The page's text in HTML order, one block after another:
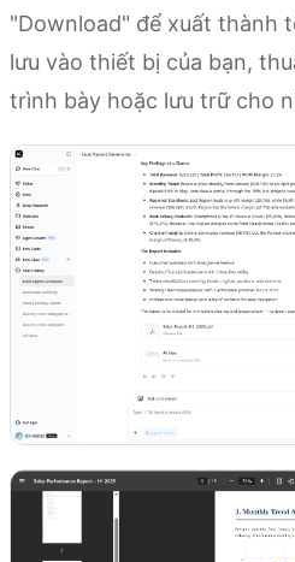
"Download" để xuất thành
lưu vào thiết bị của bạn,
trình bày hoặc lưu trữ cho